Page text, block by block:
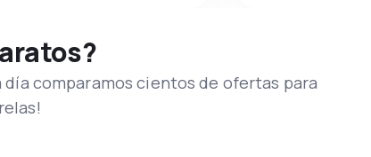
comparamos cientos de ofertas para